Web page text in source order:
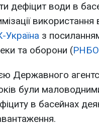
дефіцит води в
використання
Україна з
та оборони (РНБО
Державного
були
в басейнах